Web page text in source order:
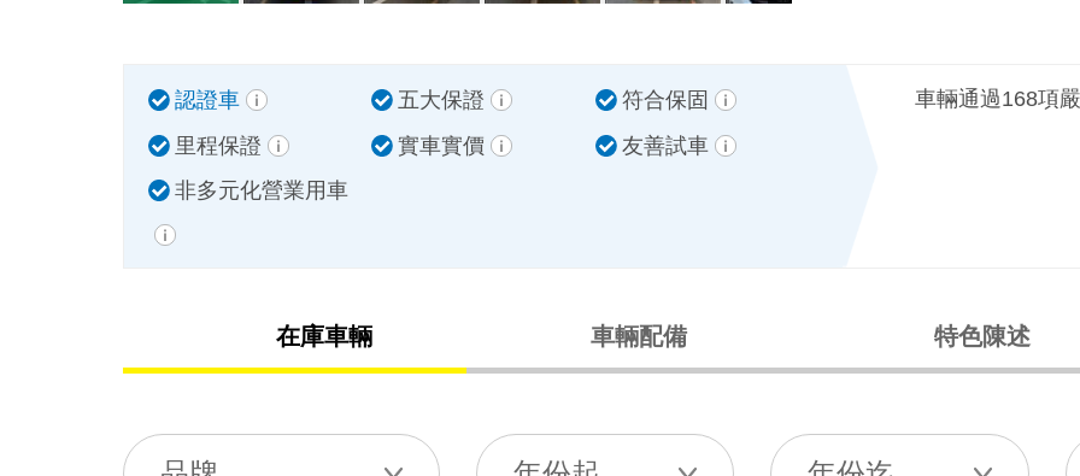
認證車 五大保證
符合保固
里程保證
實車實價
友善試車
非多元化營業用車
車輛通過168項
在庫車輛 車輛配備 特色陳述